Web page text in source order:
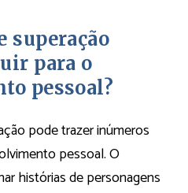
superação
para o
pessoal?
pode trazer inúmeros
pessoal. O
histórias de personagens